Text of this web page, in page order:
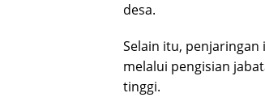
desa.
Selain itu,
melalui pengisian
tinggi.